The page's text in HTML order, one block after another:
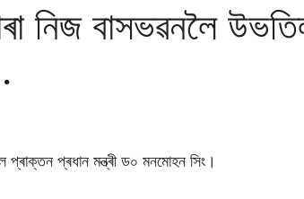
নিজ বাসভৱনলৈ
প্ৰধান মন্ত্ৰী ড০ মনমোহন সিং।